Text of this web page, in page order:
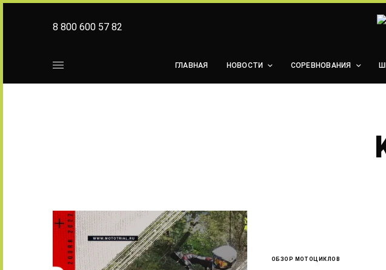
8 800 600 57 82
ГЛАВНАЯ НОВОСТИ СОРЕВНОВАНИЯ
ОБЗОР МОТОЦИКЛОВ